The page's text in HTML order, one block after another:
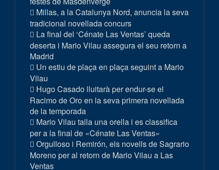
Millas, a la Catalunya Nord, anuncia la seva
tradicional novellada concurs
La final del ‘Cénate Las Ventas’ queda
deserta i Mario Vilau assegura el seu retorn a
Madrid
Un estiu de plaça en plaça seguint a Mario
Vilau
Hugo Casado lluitarà per endur-se el
Racimo de Oro en la seva primera novellada
de la temporada
Mario Vilau talla una orella i es classifica
per a la final de «Cénate Las Ventas»
Orgulloso i Remirón, els novells de Sagrario
Moreno per al retorn de Mario Vilau a Las
Ventas